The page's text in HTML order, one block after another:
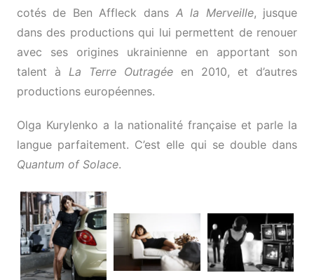
cotés de Ben Affleck dans A la Merveille, jusque
dans des productions qui lui permettent de renouer
avec ses origines ukrainienne en apportant son
talent à La Terre Outragée en 2010, et d’autres
productions européennes.
Olga Kurylenko a la nationalité française et parle la
langue parfaitement. C’est elle qui se double dans
Quantum of Solace.